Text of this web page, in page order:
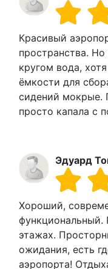
Красивый
пространства. Но
кругом вода,
ёмкости для
сидений мокрые.
просто капала с
Эдуард
Хороший,
функциональный.
этажах.
ожидания, есть
аэропорта!